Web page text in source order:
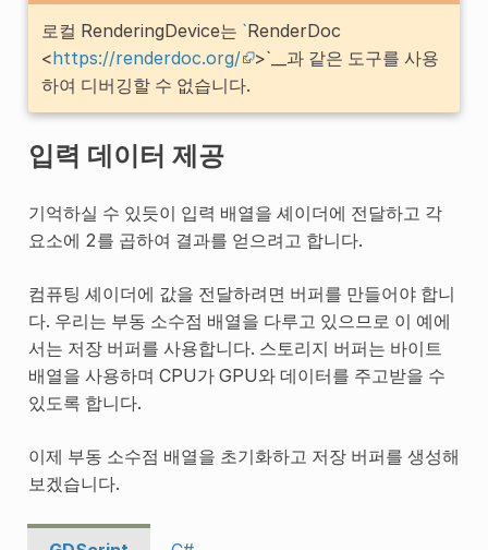
로컬 RenderingDevice는 `RenderDoc
<https://renderdoc.org/
>`__과 같은 도구를 사용
하여 디버깅할 수 없습니다.
입력 데이터 제공
기억하실 수 있듯이 입력 배열을 셰이더에 전달하고 각
요소에 2를 곱하여 결과를 얻으려고 합니다.
컴퓨팅 셰이더에 값을 전달하려면 버퍼를 만들어야 합니
다. 우리는 부동 소수점 배열을 다루고 있으므로 이 예에
서는 저장 버퍼를 사용합니다. 스토리지 버퍼는 바이트
배열을 사용하며 CPU가 GPU와 데이터를 주고받을 수
있도록 합니다.
이제 부동 소수점 배열을 초기화하고 저장 버퍼를 생성해
보겠습니다.